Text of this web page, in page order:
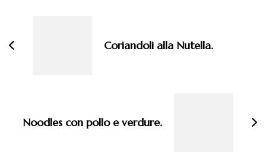
Coriandoli alla Nutella.
Noodles con pollo e verdure.